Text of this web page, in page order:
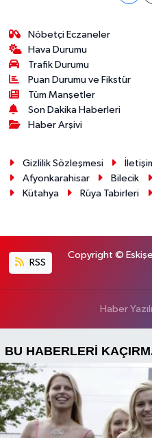
Nöbetçi Eczaneler
Hava Durumu
Trafik Durumu
Puan Durumu ve Fikstür
Tüm Manşetler
Son Dakika Haberleri
Haber Arşivi
Gizlilik Sözleşmesi
Afyonkarahisar
Bilecik
Kütahya
Rüya Tabirleri
RSS
Copyright ©
Haber